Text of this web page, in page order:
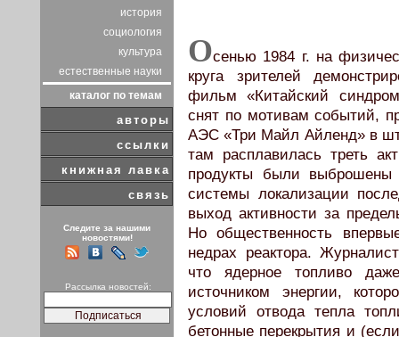
история
социология
культура
естественные науки
каталог по темам
авторы
ссылки
книжная лавка
связь
Следите за нашими
новостями!
Рассылка новостей:
Осенью 1984 г. на
круга зрителей
фильм «Китайский
снят по мотивам событий,
АЭС «Три Майл Айленд» в
там расплавилась треть
продукты были
системы локализации
выход активности за
Но общественность
недрах реактора.
что ядерное топливо
источником энергии,
условий отвода тепла
бетонные перекрытия и